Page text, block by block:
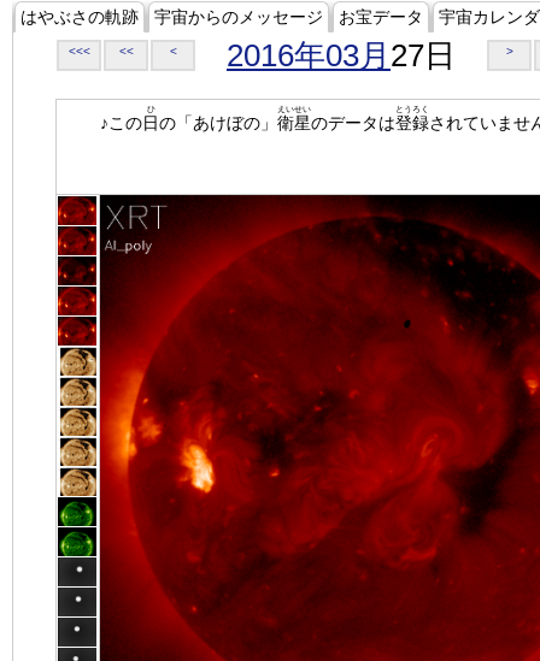
はやぶさの軌跡 宇宙からのメッセージ お宝データ 宇宙カレン
<<< << < 2016年03月 27日 >
♪この日
ひ
の「あけぼの」 衛星
えいせい
のデータは登録
とうろく
されていませ